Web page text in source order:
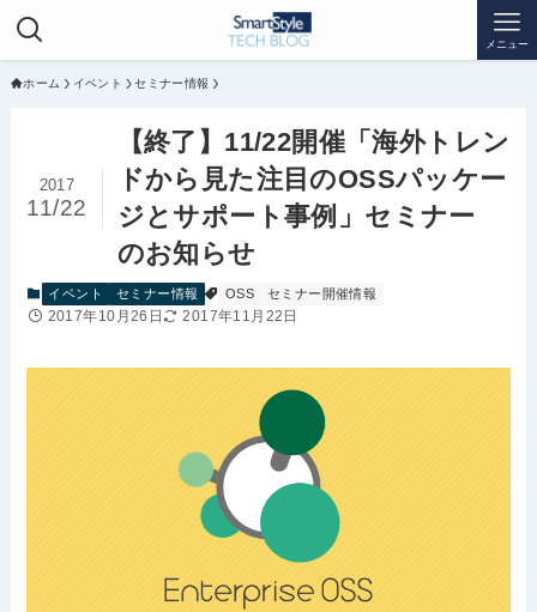
メニュー
ホーム イベント セミナー情報
【終了】11/22開催「海外トレン
ドから見た注目のOSSパッケー
ジとサポート事例」セミナー
のお知らせ
2017
11/22
イベント セミナー情報 OSS セミナー開催情報
2017年10月26日 2017年11月22日